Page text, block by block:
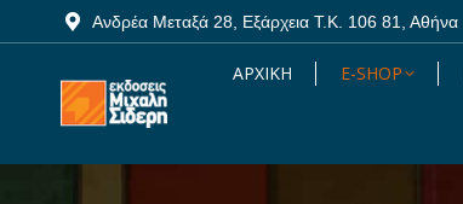
Ανδρέα Μεταξά 28, Εξάρχεια Τ.Κ. 106 81, Αθήνα
ΑΡΧΙΚΗ E-SHOP
Ανδρέα Μεταξά 28, Εξάρχεια Τ.Κ. 106 81, Αθήνα
ΑΡΧΙΚΗ E-SHOP